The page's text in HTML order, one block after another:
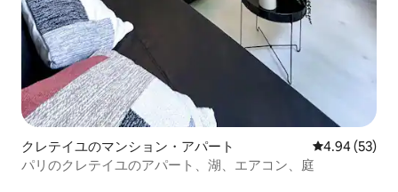
クレテイユのマンション・アパート レビュー53
4.94 (53)
パリのクレテイユのアパート、湖、エアコン、庭